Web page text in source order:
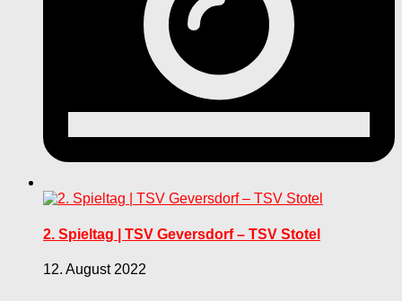
2. Spieltag | TSV Geversdorf – TSV Stotel
12. August 2022